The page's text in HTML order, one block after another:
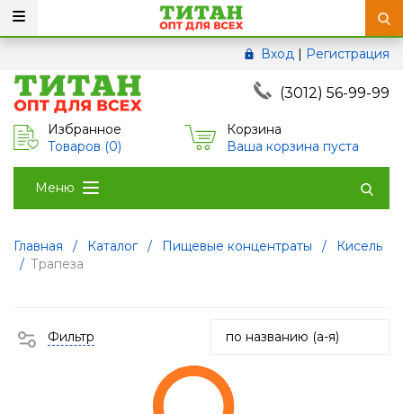
Вход | Регистрация
(3012) 56-99-99
Избранное
Товаров (0)
Корзина
Ваша корзина пуста
Меню
Главная / Каталог / Пищевые концентраты /
Кисель
/ Трапеза
Фильтр